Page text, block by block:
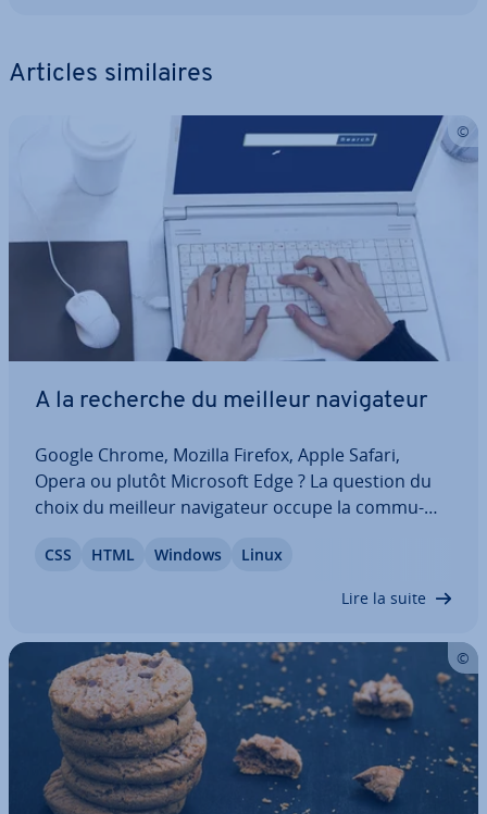
Articles si­mi­laires
A la recherche du meilleur na­vi­ga­teur
Google Chrome, Mozilla Firefox, Apple Safari,
Opera ou plutôt Microsoft Edge ? La question du
choix du meilleur na­vi­ga­teur occupe la com­mu­
qu’un na­vi­ga­teur ? Existe-t-il un na­vi­ga­teur
CSS HTML Windows Linux
Lire la suite